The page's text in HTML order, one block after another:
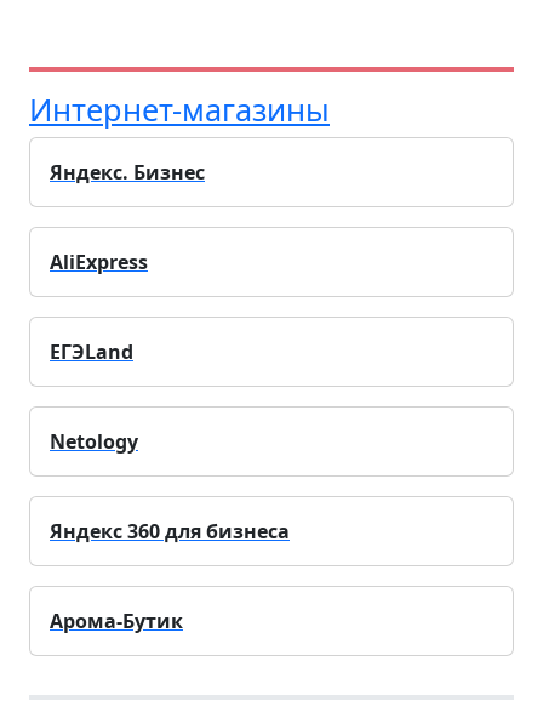
Интернет-магазины
Яндекс. Бизнес
AliExpress
ЕГЭLand
Netology
Яндекс 360 для бизнеса
Арома-Бутик